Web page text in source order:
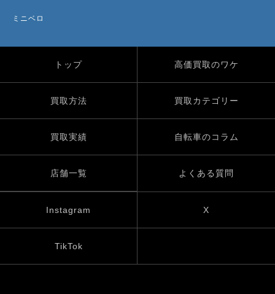
ミニベロ
トップ 高価買取のワケ
買取方法 買取カテゴリー
買取実績 自転車のコラム
店舗一覧 よくある質問
Instagram X
TikTok